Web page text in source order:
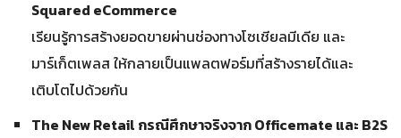
Squared eCommerce
เรียนรู้การสร้างยอดขายผ่านช่องทางโซเชียลมีเดีย และ
มาร์เก็ตเพลส ให้กลายเป็นแพลตฟอร์มที่สร้างรายได้และ
เติบโตไปด้วยกัน
The New Retail กรณีศึกษาจริงจาก Officemate และ B2S